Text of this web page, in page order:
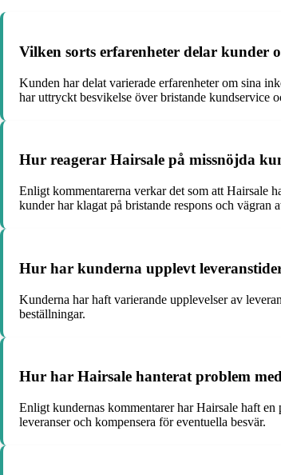
Vilken sorts erfarenheter delar kunder
Kunden har delat varierade erfarenheter om sina
har uttryckt besvikelse över bristande kundservice
Hur reagerar Hairsale på missnöjda
Enligt kommentarerna verkar det som att Hairsale
kunder har klagat på bristande respons och
Hur har kunderna upplevt
Kunderna har haft varierande upplevelser av
beställningar.
Hur har Hairsale hanterat problem
Enligt kundernas kommentarer har Hairsale haft
leveranser och kompensera för eventuella besvär.